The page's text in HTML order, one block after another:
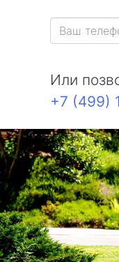
Или
+7 (499)